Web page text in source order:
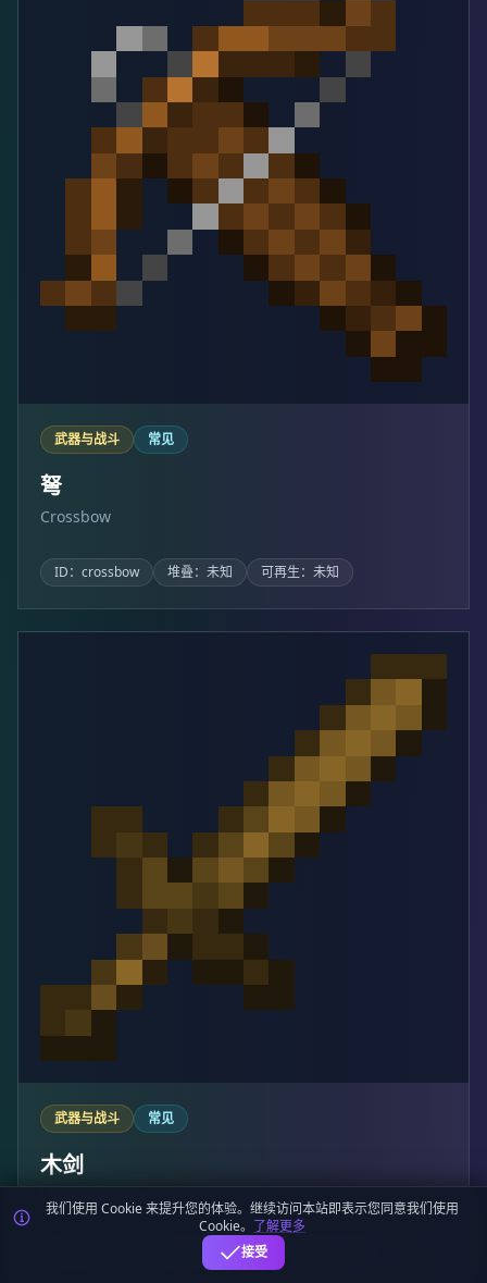
武器与战斗 常见
弩
Crossbow
ID：crossbow 堆叠：未知 可再生：未知
武器与战斗 常见
木剑
堆叠：未知
我们使用 Cookie 来提升您的体验。继续访问本站即表示您同意我们使用
Cookie。 了解更多
接受